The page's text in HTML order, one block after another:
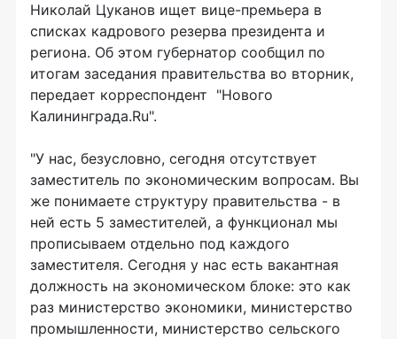
Николай Цуканов ищет вице-премьера в
списках кадрового резерва президента и
региона. Об этом губернатор сообщил по
итогам заседания правительства во вторник,
передает корреспондент "Нового
Калининграда.Ru".
"У нас, безусловно, сегодня отсутствует
заместитель по экономическим вопросам. Вы
же понимаете структуру правительства - в
ней есть 5 заместителей, а функционал мы
прописываем отдельно под каждого
заместителя. Сегодня у нас есть вакантная
должность на экономическом блоке: это как
раз министерство экономики, министерство
промышленности, министерство сельского